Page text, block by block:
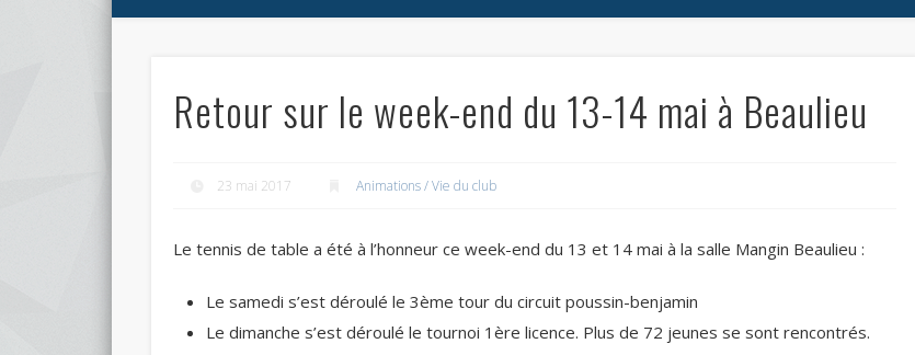
Retour sur le week-end du 13-14 mai à Beaulieu
23 mai 2017 Animations / Vie du club
Le tennis de table a été à l’honneur ce week-end du 13 et 14 mai à la salle Mangin Beaulieu :
Le samedi s’est déroulé le 3ème tour du circuit poussin-benjamin
Le dimanche s’est déroulé le tournoi 1ère licence. Plus de 72 jeunes se sont rencontrés.